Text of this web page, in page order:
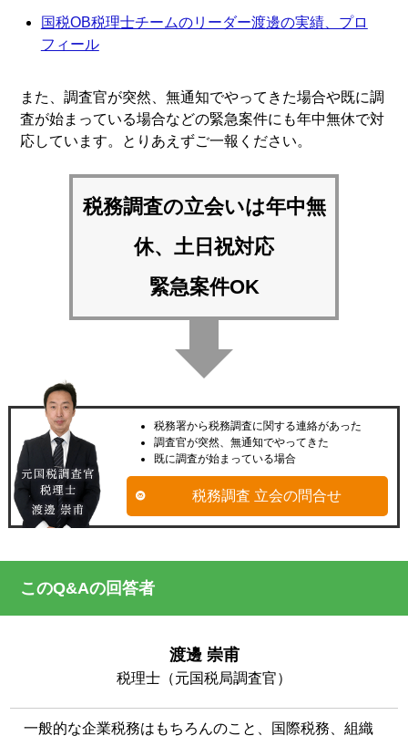
国税OB税理士チームのリーダー渡邊の実績、プロ
フィール
また、調査官が突然、無通知でやってきた場合や既に調
査が始まっている場合などの緊急案件にも年中無休で対
応しています。とりあえずご一報ください。
税務調査の立会いは年中無
休、土日祝対応
緊急案件OK
税務署から税務調査に関する連絡があった
調査官が突然、無通知でやってきた
既に調査が始まっている場合
税務調査 立会の問合せ
このQ&Aの回答者
渡邊 崇甫
税理士（元国税局調査官）
一般的な企業税務はもちろんのこと、国際税務、組織